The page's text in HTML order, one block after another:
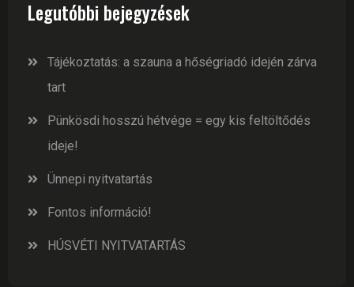
Legutóbbi bejegyzések
Tájékoztatás: a szauna a hőségriadó idején zárva
tart
Pünkösdi hosszú hétvége = egy kis feltöltődés
ideje!
Ünnepi nyitvatartás
Fontos információ!
HÚSVÉTI NYITVATARTÁS